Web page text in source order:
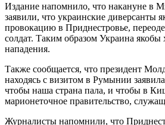
Издание напомнило, что накануне в
заявили, что украинские диверсанты
провокацию в Приднестровье,
солдат. Таким образом Украина якобы
нападения.
Также сообщается, что президент
находясь с визитом в Румынии
чтобы наша страна пала, и чтобы в
марионеточное правительство,
Журналисты напомнили, что